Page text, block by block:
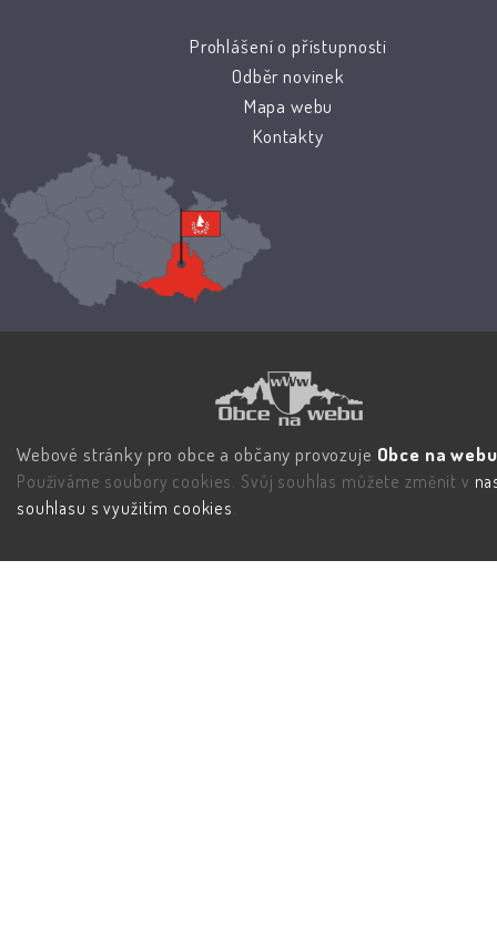
Prohlášení o přístupnosti
Odběr novinek
Mapa webu
Kontakty
Webové stránky pro obce a občany provozuje Obce na
Používáme soubory cookies. Svůj souhlas můžete změnit v
souhlasu s využitím cookies